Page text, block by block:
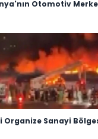
Otomotiv
Sanayi